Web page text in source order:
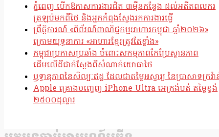
ភ្នំពេញ បើកឱកាសការងារជិត ៣ម៉ឺនកន្លែង ដល់អតីតពលករ
ត្រឡប់មកពីថៃ និងអ្នកកំពុងស្វែងរកការងារធ្វើ
ព្រឹត្តិការណ៍ «ពិព័រណ៍ពាណិជ្ជកម្មអាហារកម្ពុជា ឆ្នាំ២០២៦»
ក្រោមយុទ្ធនាការ «អាហារខ្មែរត្រូវតែខ្លាំង»
កម្ពុជាប្រកាសប្រឆាំង ចំពោះសកម្មភាពកែប្រែស្ថានភាព
ដើមលើដីជាក់ស្តែងពីសំណាក់យោធាថៃ
ឫទ្ធានុភាពនៃសិល្បៈឥដ្ឋ ដែលជាតម្លៃអស្ចារ្យ នៃប្រាសាទក្រវ៉
Apple គ្រោងបញ្ចេញ iPhone Ultra អេក្រង់បត់ តម្លៃខ្ទង់
២៥០០ដុល្លារ